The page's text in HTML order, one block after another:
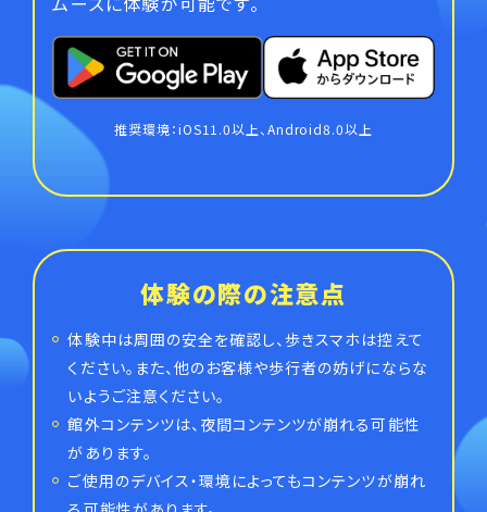
推奨環境：iOS11.0以上、Android8.0以上
体験の際の注意点
体験中は周囲の安全を確認し、歩きスマホは控えて
ください。また、他のお客様や歩行者の妨げにならな
いようご注意ください。
館外コンテンツは、夜間コンテンツが崩れる可能性
があります。
ご使用のデバイス・環境によってもコンテンツが崩れ